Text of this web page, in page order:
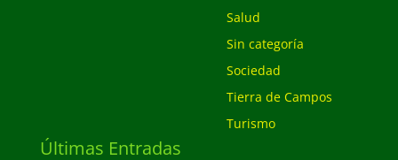
Salud
Sin categoría
Sociedad
Tierra de Campos
Turismo
Últimas Entradas